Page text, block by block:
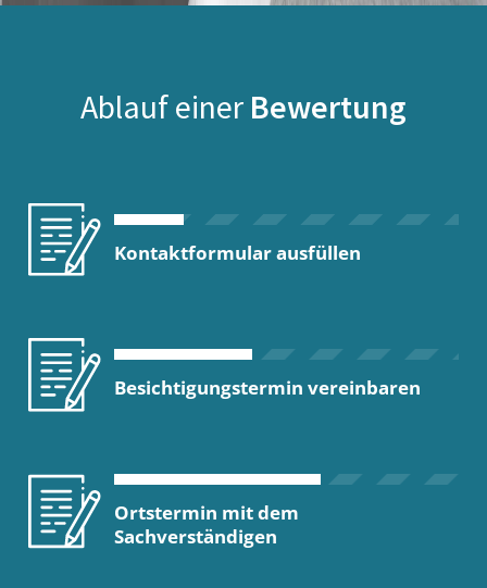
Ablauf einer Bewertung
Kontaktformular ausfüllen
Besichtigungstermin vereinbaren
Ortstermin mit dem
Sachverständigen